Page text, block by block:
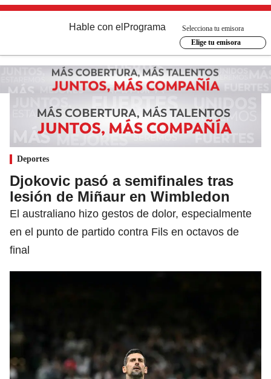
Hable con el Programa
Selecciona tu emisora
Elige tu emisora
Deportes
Djokovic pasó a semifinales tras
lesión de Miñaur en Wimbledon
El australiano hizo gestos de dolor, especialmente
en el punto de partido contra Fils en octavos de
final